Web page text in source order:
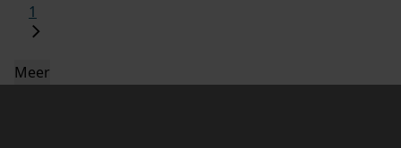
1
Meer